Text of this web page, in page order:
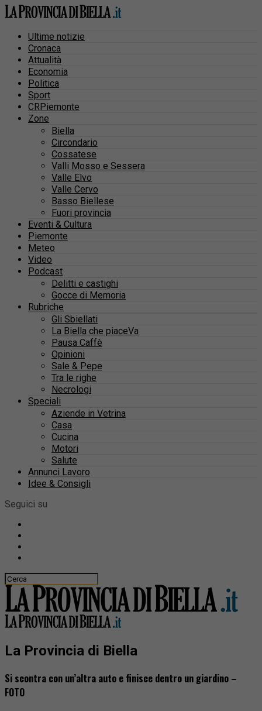
Ultime notizie
Cronaca
Attualità
Economia
Politica
Sport
CRPiemonte
Zone
Biella
Circondario
Cossatese
Valli Mosso e Sessera
Valle Elvo
Valle Cervo
Basso Biellese
Fuori provincia
Eventi & Cultura
Piemonte
Meteo
Video
Podcast
Delitti e castighi
Gocce di Memoria
Rubriche
Gli Sbiellati
La Biella che piaceVa
Pausa Caffè
Opinioni
Sale & Pepe
Tra le righe
Necrologi
Speciali
Aziende in Vetrina
Casa
Cucina
Motori
Salute
Annunci Lavoro
Idee & Consigli
Seguici su
La Provincia di Biella
Si scontra con un’altra auto e finisce dentro un giardino –
FOTO